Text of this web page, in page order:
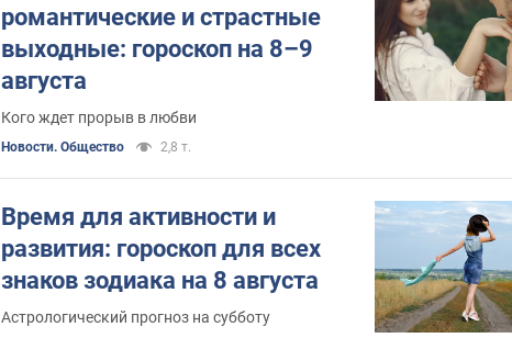
романтические и страстные
выходные: гороскоп на 8–9
августа
Кого ждет прорыв в любви
Новости. Общество 2,8 т.
Время для активности и
развития: гороскоп для всех
знаков зодиака на 8 августа
Астрологический прогноз на субботу